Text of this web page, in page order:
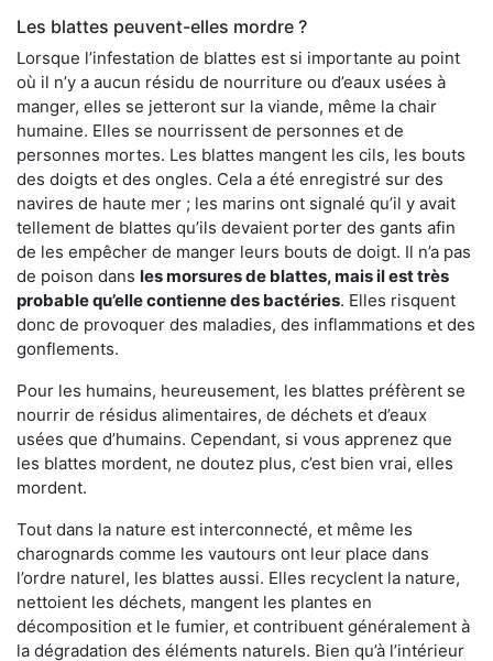
Les blattes peuvent-elles mordre ?
Lorsque l’infestation de blattes est si importante au point
où il n’y a aucun résidu de nourriture ou d’eaux usées à
manger, elles se jetteront sur la viande, même la chair
humaine. Elles se nourrissent de personnes et de
personnes mortes. Les blattes mangent les cils, les bouts
des doigts et des ongles. Cela a été enregistré sur des
navires de haute mer ; les marins ont signalé qu’il y avait
tellement de blattes qu’ils devaient porter des gants afin
de les empêcher de manger leurs bouts de doigt. Il n’a pas
de poison dans les morsures de blattes, mais il est très
probable qu’elle contienne des bactéries. Elles risquent
donc de provoquer des maladies, des inflammations et des
gonflements.
Pour les humains, heureusement, les blattes préfèrent se
nourrir de résidus alimentaires, de déchets et d’eaux
usées que d’humains. Cependant, si vous apprenez que
les blattes mordent, ne doutez plus, c’est bien vrai, elles
mordent.
Tout dans la nature est interconnecté, et même les
charognards comme les vautours ont leur place dans
l’ordre naturel, les blattes aussi. Elles recyclent la nature,
nettoient les déchets, mangent les plantes en
décomposition et le fumier, et contribuent généralement à
la dégradation des éléments naturels. Bien qu’à l’intérieur